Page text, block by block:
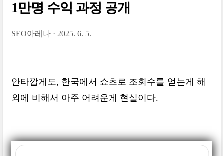
1만명 수익 과정 공개
SEO아레나 2025. 6. 5.
안타깝게도, 한국에서 쇼츠로 조회수를 얻는게 해
외에 비해서 아주 어려운게 현실이다.